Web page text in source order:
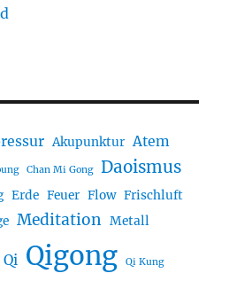
Akupunktur Atem
Chan Mi Gong Daoismus
Erde Feuer Flow Frischluft
Meditation Metall
Qi Qigong Qi Kung